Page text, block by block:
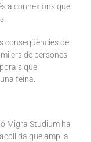
a connexions que
conseqüències de
de persones
que
feina.
Migra Studium ha
que amplia